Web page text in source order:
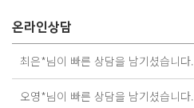
온라인상담
최은*님이 빠른 상담을 남기셨습니다.
오영*님이 빠른 상담을 남기셨습니다.